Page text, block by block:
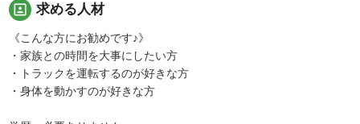
portrait 求める人材
《こんな方にお勧めです♪》
・家族との時間を大事にしたい方
・トラックを運転するのが好きな方
・身体を動かすのが好きな方